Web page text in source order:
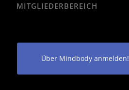
MITGLIEDERBEREICH
Über Mindbody anmelden!